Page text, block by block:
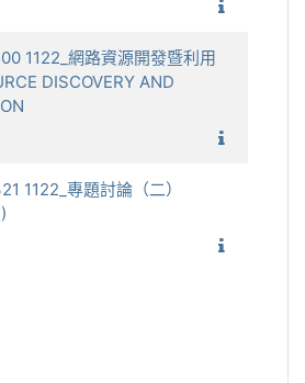
1122_網路資源開發暨利用
DISCOVERY AND
1122_專題討論（二）